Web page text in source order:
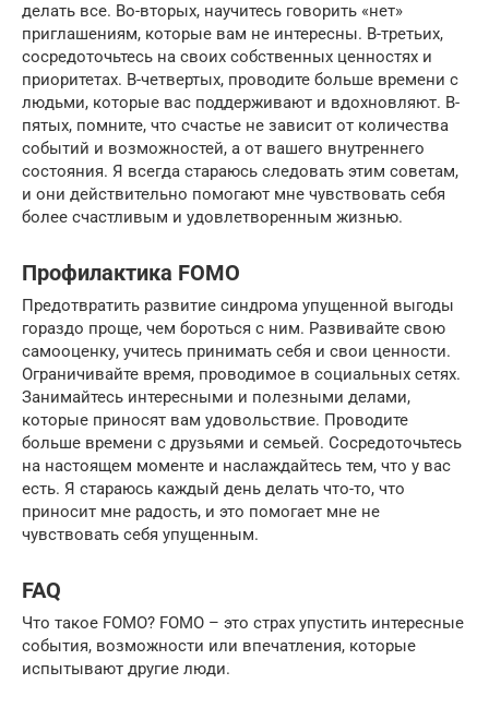
делать все. Во-вторых, научитесь говорить «нет»
приглашениям, которые вам не интересны. В-третьих,
сосредоточьтесь на своих собственных ценностях и
приоритетах. В-четвертых, проводите больше времени с
людьми, которые вас поддерживают и вдохновляют. В-
пятых, помните, что счастье не зависит от количества
событий и возможностей, а от вашего внутреннего
состояния. Я всегда стараюсь следовать этим советам,
и они действительно помогают мне чувствовать себя
более счастливым и удовлетворенным жизнью.
Профилактика FOMO
Предотвратить развитие синдрома упущенной выгоды
гораздо проще, чем бороться с ним. Развивайте свою
самооценку, учитесь принимать себя и свои ценности.
Ограничивайте время, проводимое в социальных сетях.
Занимайтесь интересными и полезными делами,
которые приносят вам удовольствие. Проводите
больше времени с друзьями и семьей. Сосредоточьтесь
на настоящем моменте и наслаждайтесь тем, что у вас
есть. Я стараюсь каждый день делать что-то, что
приносит мне радость, и это помогает мне не
чувствовать себя упущенным.
FAQ
Что такое FOMO? FOMO – это страх упустить интересные
события, возможности или впечатления, которые
испытывают другие люди.